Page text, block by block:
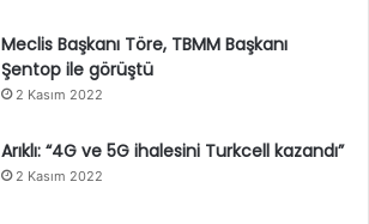
Meclis Başkanı Töre, TBMM Başkanı
Şentop ile görüştü
2 Kasım 2022
Arıklı: “4G ve 5G ihalesini Turkcell kazandı”
2 Kasım 2022